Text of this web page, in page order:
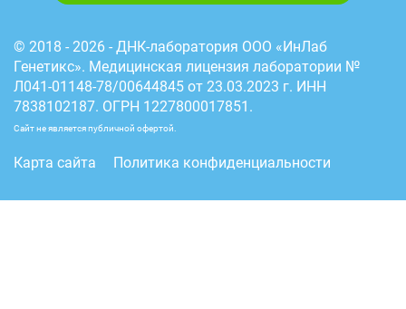
© 2018 - 2026 - ДНК-лаборатория ООО «ИнЛаб
Генетикс». Медицинская лицензия лаборатории №
Л041-01148-78/00644845 от 23.03.2023 г. ИНН
7838102187. ОГРН 1227800017851.
Сайт не является публичной офертой.
Карта сайта Политика конфиденциальности